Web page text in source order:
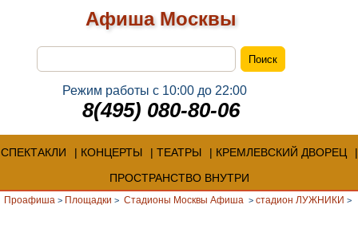
Афиша Москвы
Режим работы с 10:00 до 22:00
8(495) 080-80-06
СПЕКТАКЛИ КОНЦЕРТЫ ТЕАТРЫ
КРЕМЛЕВСКИЙ ДВОРЕЦ
ПРОСТРАНСТВО ВНУТРИ
Проафиша > Площадки > Стадионы Москвы Афиша > стадион ЛУЖНИКИ >